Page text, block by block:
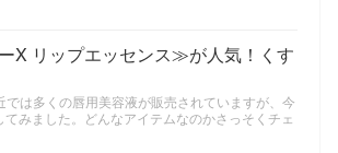
X リップエッセンス≫が人気！くす
は多くの唇用美容液が販売されていますが、今
みました。どんなアイテムなのかさっそくチェ